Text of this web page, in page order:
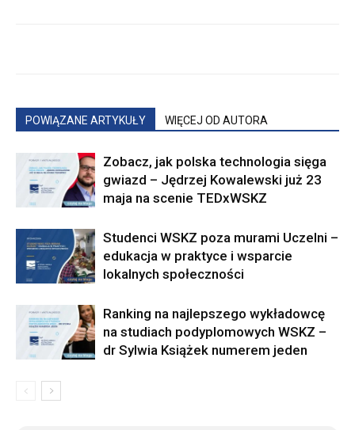
POWIĄZANE ARTYKUŁY WIĘCEJ OD AUTORA
Zobacz, jak polska technologia sięga
gwiazd – Jędrzej Kowalewski już 23
maja na scenie TEDxWSKZ
Studenci WSKZ poza murami Uczelni –
edukacja w praktyce i wsparcie
lokalnych społeczności
Ranking na najlepszego wykładowcę
na studiach podyplomowych WSKZ –
dr Sylwia Książek numerem jeden